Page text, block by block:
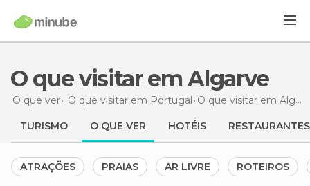
O que visitar em Algarve
O que ver O que visitar em Portugal O que visitar em Algarve
TURISMO O QUE VER HOTÉIS RESTAURANTES
ATRAÇÕES PRAIAS AR LIVRE ROTEIROS